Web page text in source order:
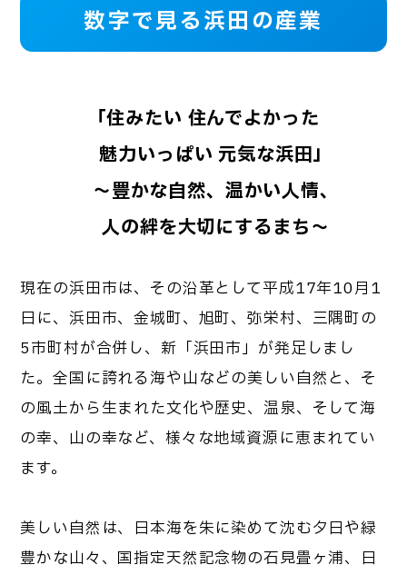
数字で見る浜田の産業
「住みたい 住んでよかった
魅力いっぱい 元気な浜田」
～豊かな自然、温かい人情、
人の絆を大切にするまち～
現在の浜田市は、その沿革として平成17年10月1
日に、浜田市、金城町、旭町、弥栄村、三隅町の
5市町村が合併し、新「浜田市」が発足しまし
た。全国に誇れる海や山などの美しい自然と、そ
の風土から生まれた文化や歴史、温泉、そして海
の幸、山の幸など、様々な地域資源に恵まれてい
ます。
美しい自然は、日本海を朱に染めて沈む夕日や緑
豊かな山々、国指定天然記念物の石見畳ヶ浦、日